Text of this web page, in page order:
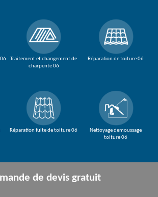
Traitement et changement de
charpente 06
Réparation fuite de toiture 06
Réparation de toiture 06
Nettoyage demoussage
toiture 06
de devis gratuit